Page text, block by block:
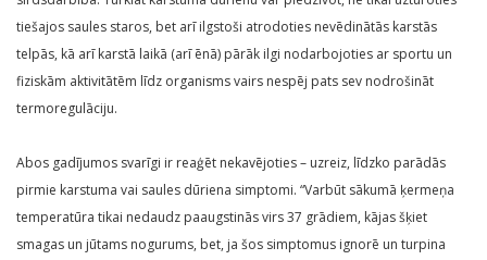
tiešajos saules staros, bet arī ilgstoši atrodoties nevēdinātās karstās
telpās, kā arī karstā laikā (arī ēnā) pārāk ilgi nodarbojoties ar sportu un
fiziskām aktivitātēm līdz organisms vairs nespēj pats sev nodrošināt
termoregulāciju.
Abos gadījumos svarīgi ir reaģēt nekavējoties – uzreiz, līdzko parādās
pirmie karstuma vai saules dūriena simptomi. “Varbūt sākumā ķermeņa
temperatūra tikai nedaudz paaugstinās virs 37 grādiem, kājas šķiet
smagas un jūtams nogurums, bet, ja šos simptomus ignorē un turpina